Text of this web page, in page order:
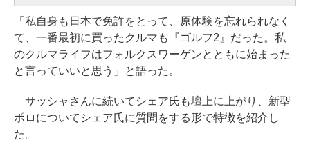
「私自身も日本で免許をとって、原体験を忘れられなく
て、一番最初に買ったクルマも『ゴルフ2』だった。私
のクルマライフはフォルクスワーゲンとともに始まった
と言っていいと思う」と語った。
サッシャさんに続いてシェア氏も壇上に上がり、新型
ポロについてシェア氏に質問をする形で特徴を紹介し
た。